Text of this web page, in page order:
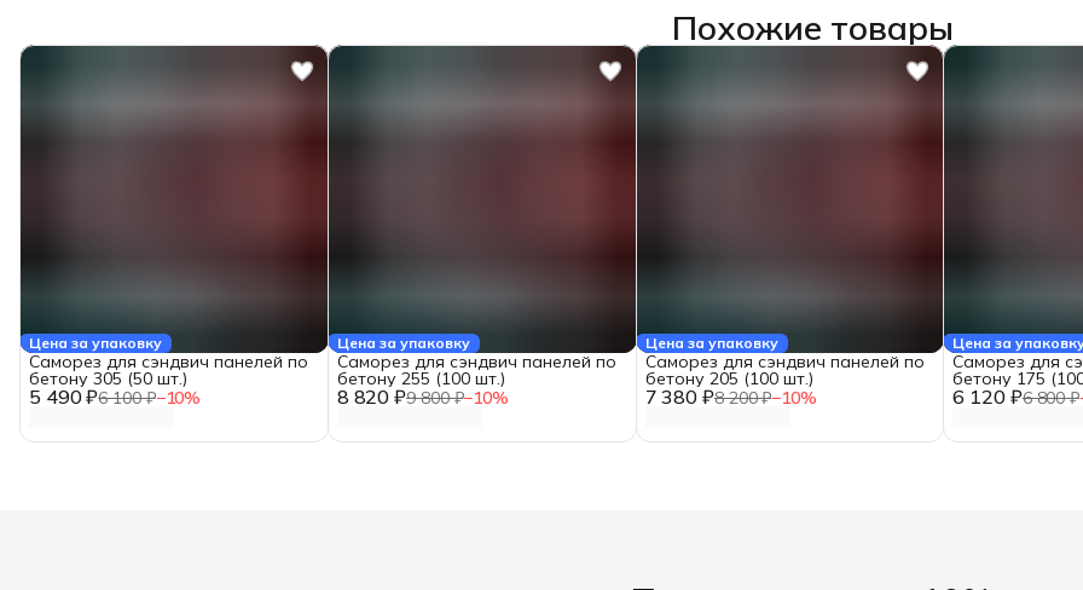
Похожие товары
Цена за упаковку
5 490 ₽6 100 ₽−10%
Саморез для сэндвич панелей по
бетону 305 (50 шт.)
Цена за упаковку
8 820 ₽9 800 ₽−10%
Саморез для сэндвич панелей по
бетону 255 (100 шт.)
Цена за упаковку
7 380 ₽8 200 ₽−10%
Саморез для сэндвич панелей по
бетону 205 (100 шт.)
Цена за
6 120 ₽6 800 ₽
Саморез для
бетону 175